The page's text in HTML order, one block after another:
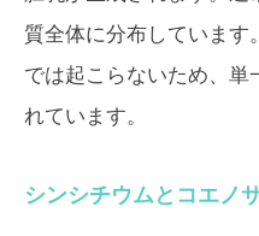
質全体に分布していま
では起こらないため、単
れています。
シンシチウムとコエノ